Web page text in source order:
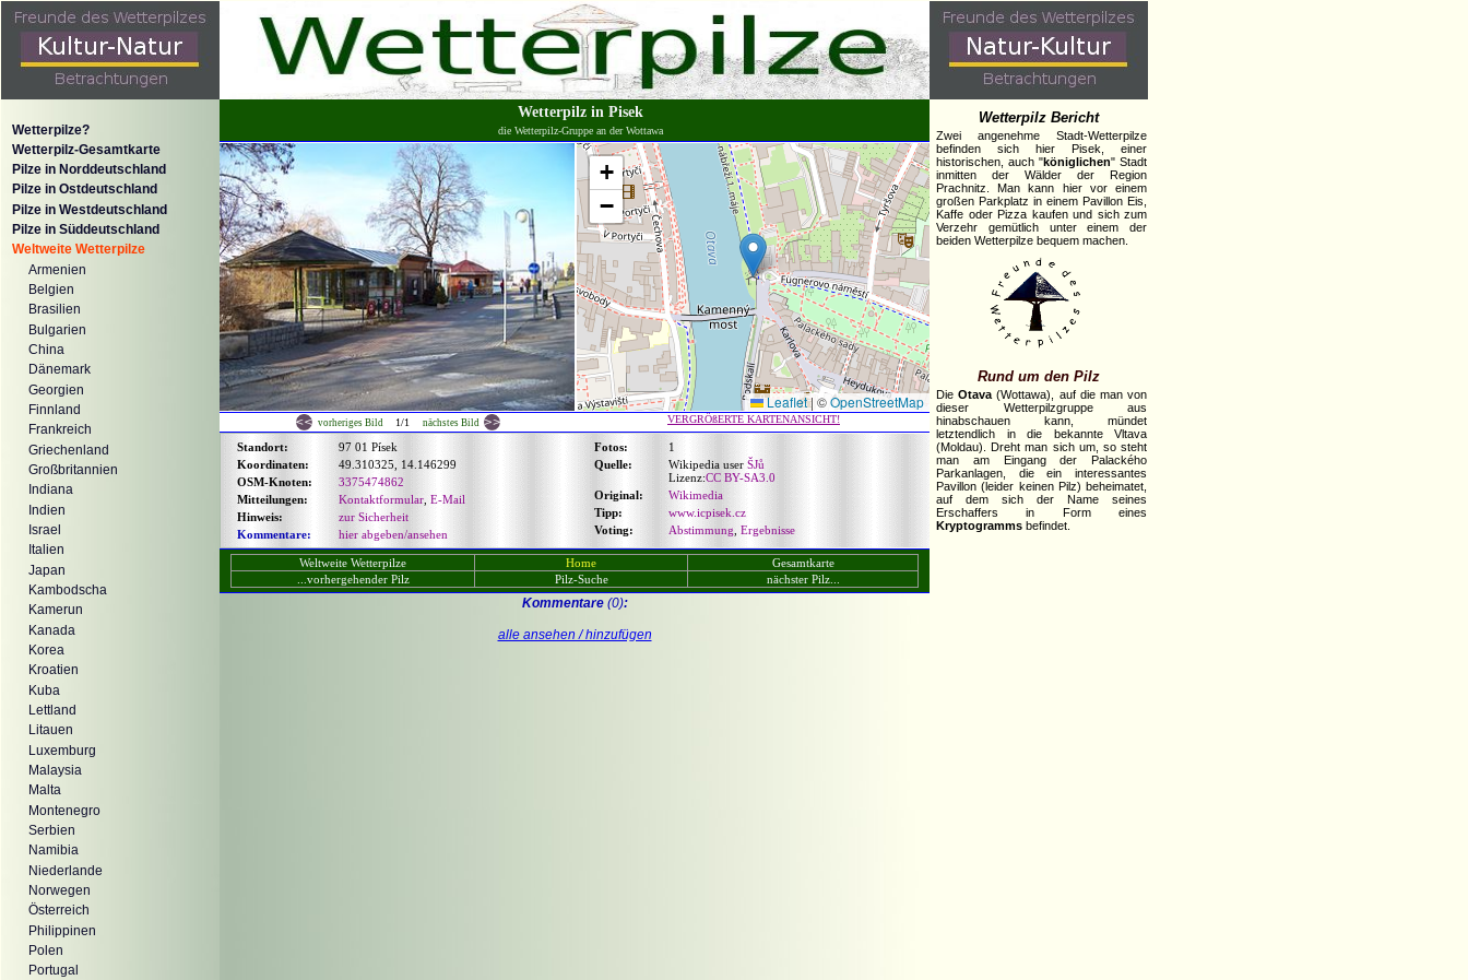
Wetterpilze?
Wetterpilz-Gesamtkarte
Pilze in Norddeutschland
Pilze in Ostdeutschland
Pilze in Westdeutschland
Pilze in Süddeutschland
Weltweite Wetterpilze
Armenien
Belgien
Brasilien
Bulgarien
China
Dänemark
Georgien
Finnland
Frankreich
Griechenland
Großbritannien
Indiana
Indien
Israel
Italien
Japan
Kambodscha
Kamerun
Kanada
Korea
Kroatien
Kuba
Lettland
Litauen
Luxemburg
Malaysia
Malta
Montenegro
Serbien
Namibia
Niederlande
Norwegen
Österreich
Philippinen
Polen
Portugal
Wetterpilz in Pisek
die Wetterpilz-Gruppe an der Wottawa
+
−
Leaflet| ©OpenStreetMap
vorheriges Bild 1/1 nächstes Bild VERGRÖßERTE KARTENANSICHT!
Standort:
97 01 Písek
Koordinaten:
49.310325, 14.146299
OSM-Knoten:
3375474862
Mitteilungen:
Kontaktformular E-Mail
Hinweis:
zur Sicherheit
Kommentare:
hier abgeben/ansehen
Fotos:
1
Quelle:
Wikipedia user ŠJů
Lizenz:CC BY-SA3.0
Original:
Wikimedia
Tipp:
www.icpisek.cz
Voting:
Abstimmung Ergebnisse
Weltweite Wetterpilze Home
Gesamtkarte
...vorhergehender Pilz
Pilz-Suche nächster Pilz...
Kommentare(0):
alle ansehen / hinzufügen
Wetterpilz Bericht
Zwei angenehme Stadt-Wetterpilze
befinden sich hier Pisek, einer
historischen, auch "königlichen" Stadt
inmitten der Wälder der Region
Prachnitz. Man kann hier vor einem
großen Parkplatz in einem Pavillon Eis,
Kaffe oder Pizza kaufen und sich zum
Verzehr gemütlich unter einem der
beiden Wetterpilze bequem machen.
Rund um den Pilz
DieOtava (Wottawa), auf die man von
dieser Wetterpilzgruppe aus
hinabschauen kann, mündet
letztendlich in die bekannte Vltava
(Moldau). Dreht man sich um, so steht
man am Eingang der Palackého
Parkanlagen, die ein interessantes
Pavillon (leider keinen Pilz) beheimatet,
auf dem sich der Name seines
Erschaffers in Form eines
Kryptogramms befindet.